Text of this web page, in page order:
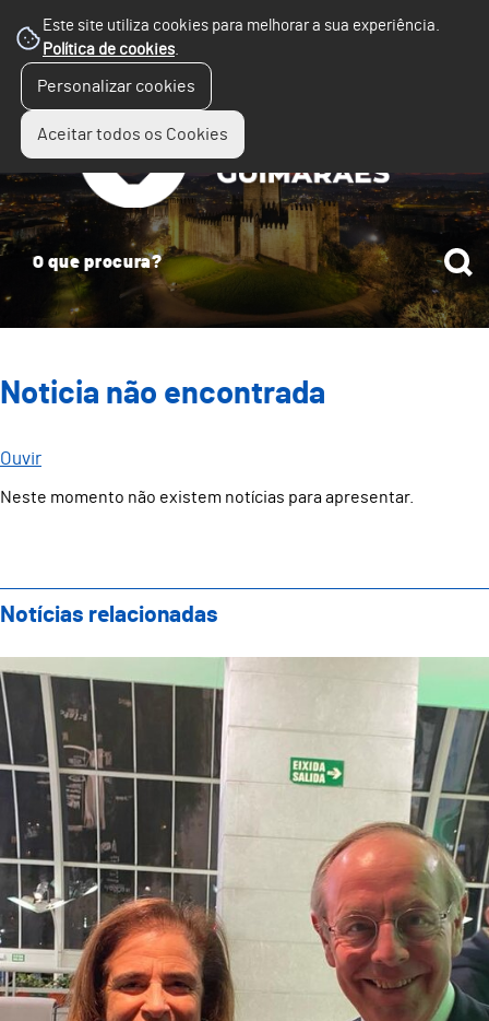
Este site utiliza cookies para melhorar a sua experiência.
Política de cookies.
Personalizar cookies
Aceitar todos os Cookies
Noticia não encontrada
Ouvir
Neste momento não existem notícias para apresentar.
Notícias relacionadas
Guimarães presente na cerimónia de abertura da